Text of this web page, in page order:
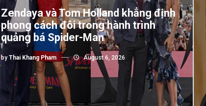
Zendaya và Tom Holland khẳng định
phong cách đôi trong hành trình
quảng bá Spider-Man
by Thai Khang Pham August 6, 2026